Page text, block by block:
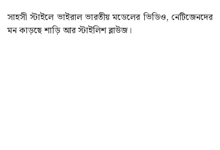
সাহসী স্টাইলে ভাইরাল ভারতীয় মডেলের ভিডিও, নেটিজেনদের
মন কাড়ছে শাড়ি আর স্টাইলিশ ব্লাউজ।